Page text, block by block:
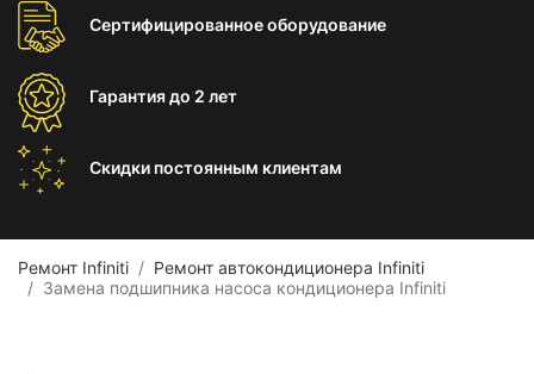
Сертифицированноеоборудование
Гарантиядо 2 лет
Скидки постоянным клиентам
Ремонт Infiniti
Ремонт автокондиционера Infiniti
Замена подшипника насоса кондиционера Infiniti